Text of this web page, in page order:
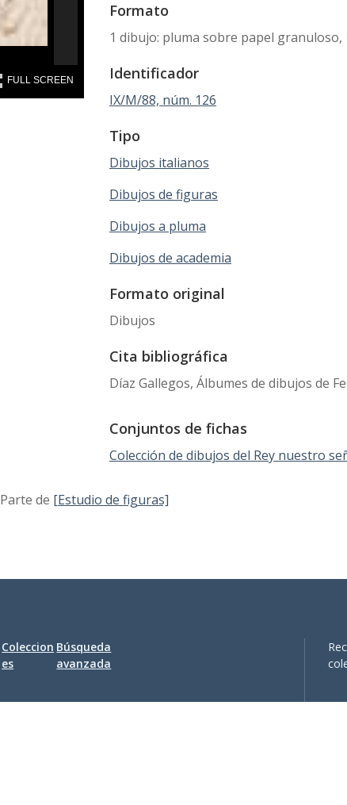
FULL SCREEN
FULL SCREEN
Formato
1 dibujo: pluma sobre papel granuloso,
Identificador
IX/M/88, núm. 126
Tipo
Dibujos italianos
Dibujos de figuras
Dibujos a pluma
Dibujos de academia
Formato original
Dibujos
Cita bibliográfica
Díaz Gallegos, Álbumes de dibujos de
Conjuntos de fichas
Colección de dibujos del Rey nuestro
Parte de [Estudio de figuras]
Coleccion
es
Búsqueda
avanzada